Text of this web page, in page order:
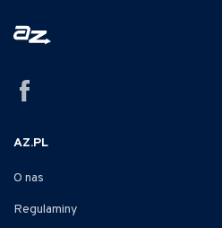
AZ.PL
O nas
Regulaminy